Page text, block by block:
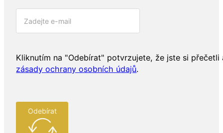
Kliknutím na "Odebírat" potvrzujete, že jste si přečetli
zásady ochrany osobních údajů.
Odebírat